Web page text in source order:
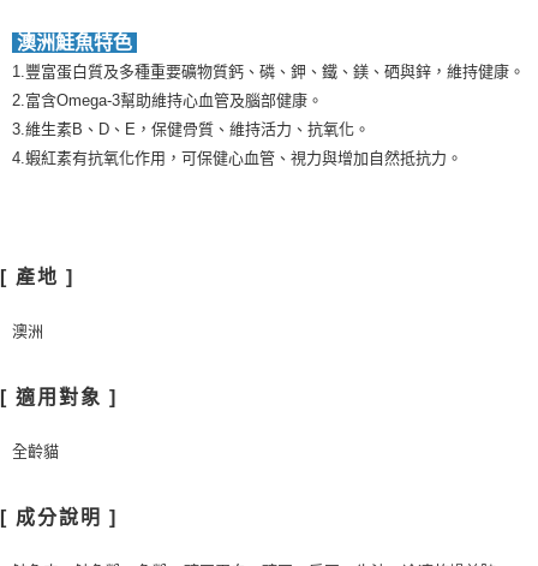
澳洲鮭魚特色
1.豐富蛋白質及多種重要礦物質鈣、磷、鉀、鐵、鎂、硒與鋅，維持健康。
2.富含Omega-3幫助維持心血管及腦部健康。
3.維生素B、D、E，保健骨質、維持活力、抗氧化。
4.蝦紅素有抗氧化作用，可保健心血管、視力與增加自然抵抗力。
[ 產地 ]
澳洲
[ 適用對象 ]
全齡貓
[ 成分說明 ]